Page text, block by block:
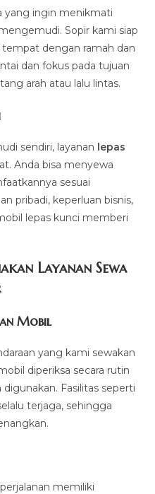
yang ingin menikmati
Sopir kami siap
dengan ramah dan
dan fokus pada tujuan
arah atau lalu lintas.
sendiri, layanan lepas
Anda bisa menyewa
sesuai
pribadi, keperluan bisnis,
lepas kunci memberi
Layanan Sewa
Mobil
yang kami sewakan
diperiksa secara rutin
Fasilitas seperti
terjaga, sehingga
memiliki